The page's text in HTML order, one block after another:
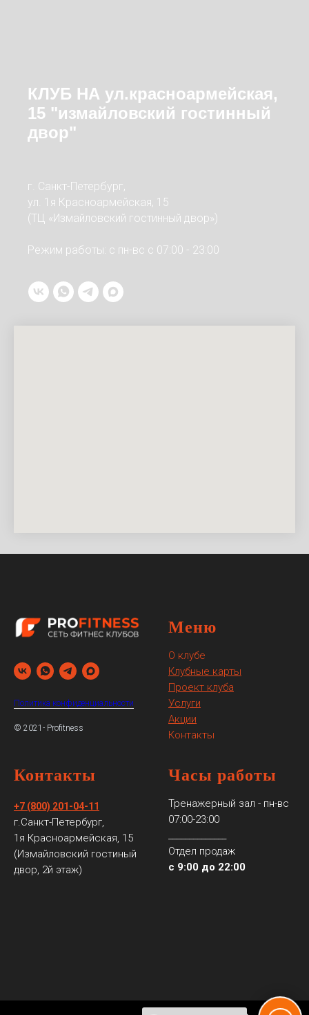
КЛУБ НА ул.красноармейская,
15 "измайловский гостинный
двор"
г. Санкт-Петербург,
ул. 1я Красноармейская, 15
(ТЦ «Измайловский гостинный двор»)
Режим работы: с пн-вс с 07:00 - 23:00
Политика конфиденциальности
© 2021- Profitness
Меню
О клубе
Клубные карты
Проект клуба
Услуги
Акции
Контакты
Контакты
+7 (800) 201-04-11
г.Санкт-Петербург,
1я Красноармейская, 15
(Измайловский гостиный
двор, 2й этаж)
Часы работы
Тренажерный зал - пн-вс
07:00-23:00
Отдел продаж
с 9:00 до 22:00